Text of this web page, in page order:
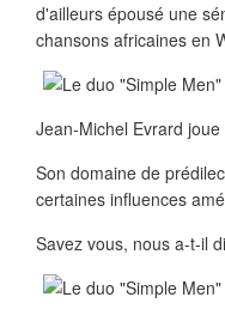
d'ailleurs épousé une
chansons africaines en
Jean-Michel Evrard
Son domaine de
certaines influences
Savez vous, nous a-t-il